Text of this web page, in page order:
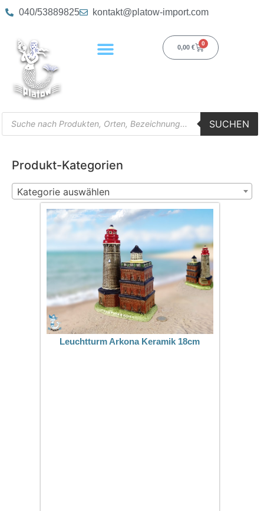
040/53889825 kontakt@platow-import.com
0,00 €
0
SUCHEN
Produkt-Kategorien
Kategorie auswählen
Leuchtturm Arkona Keramik 18cm